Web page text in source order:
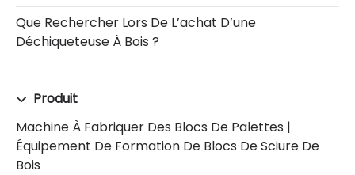
Que Rechercher Lors De L’achat D’une
Déchiqueteuse À Bois ?
Produit
Machine À Fabriquer Des Blocs De Palettes |
Équipement De Formation De Blocs De Sciure De
Bois